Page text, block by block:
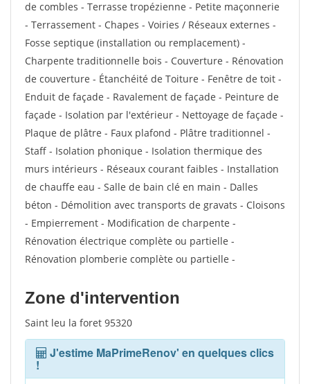
de combles - Terrasse tropézienne - Petite maçonnerie
- Terrassement - Chapes - Voiries / Réseaux externes -
Fosse septique (installation ou remplacement) -
Charpente traditionnelle bois - Couverture - Rénovation
de couverture - Étanchéité de Toiture - Fenêtre de toit -
Enduit de façade - Ravalement de façade - Peinture de
façade - Isolation par l'extérieur - Nettoyage de façade -
Plaque de plâtre - Faux plafond - Plâtre traditionnel -
Staff - Isolation phonique - Isolation thermique des
murs intérieurs - Réseaux courant faibles - Installation
de chauffe eau - Salle de bain clé en main - Dalles
béton - Démolition avec transports de gravats - Cloisons
- Empierrement - Modification de charpente -
Rénovation électrique complète ou partielle -
Rénovation plomberie complète ou partielle -
Zone d'intervention
Saint leu la foret 95320